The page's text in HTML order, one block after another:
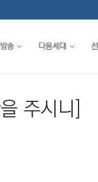
송 다음세대
주시니]